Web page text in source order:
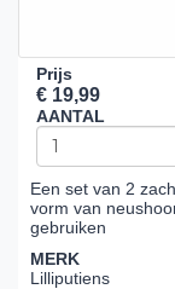
Prijs
€ 19,99
AANTAL
Een set van 2
vorm van
gebruiken
MERK
Lilliputiens